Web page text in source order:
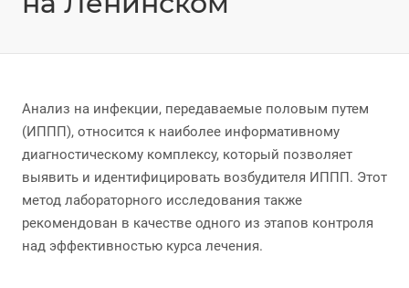
Анализ на инфекции, передаваемые половым путем
(ИППП), относится к наиболее информативному
диагностическому комплексу, который позволяет
выявить и идентифицировать возбудителя ИППП. Этот
метод лабораторного исследования также
рекомендован в качестве одного из этапов контроля
над эффективностью курса лечения.